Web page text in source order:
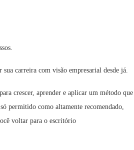
carreira com visão empresarial desde já.
crescer, aprender e aplicar um método que
permitido como altamente recomendado,
voltar para o escritório